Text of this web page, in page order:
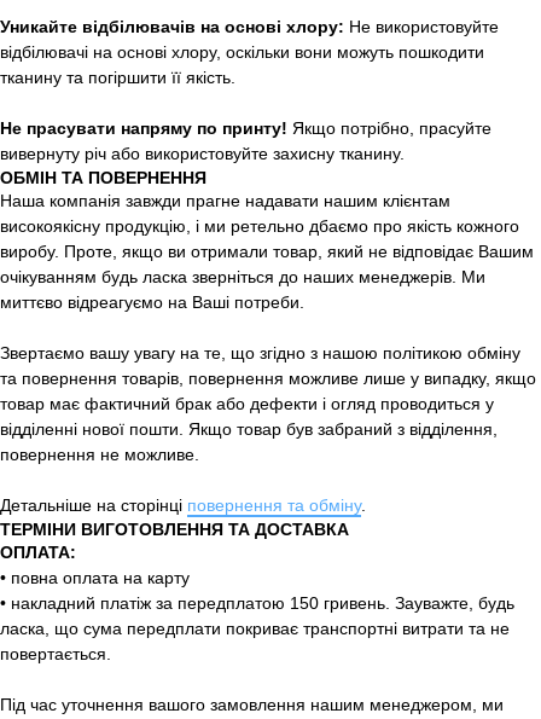
Уникайте відбілювачів на основі хлору: Не використовуйте
відбілювачі на основі хлору, оскільки вони можуть пошкодити
тканину та погіршити її якість.
Не прасувати напряму по принту! Якщо потрібно, прасуйте
вивернуту річ або використовуйте захисну тканину.
ОБМІН ТА ПОВЕРНЕННЯ
Наша компанія завжди прагне надавати нашим клієнтам
високоякісну продукцію, і ми ретельно дбаємо про якість кожного
виробу. Проте, якщо ви отримали товар, який не відповідає Вашим
очікуванням будь ласка зверніться до наших менеджерів. Ми
миттєво відреагуємо на Ваші потреби.
Звертаємо вашу увагу на те, що згідно з нашою політикою обміну
та повернення товарів, повернення можливе лише у випадку, якщо
товар має фактичний брак або дефекти і огляд проводиться у
відділенні нової пошти. Якщо товар був забраний з відділення,
повернення не можливе.
Детальніше на сторінці повернення та обміну.
ТЕРМІНИ ВИГОТОВЛЕННЯ ТА ДОСТАВКА
ОПЛАТА:
• повна оплата на карту
• накладний платіж за передплатою 150 гривень. Зауважте, будь
ласка, що сума передплати покриває транспортні витрати та не
повертається.
Під час уточнення вашого замовлення нашим менеджером, ми